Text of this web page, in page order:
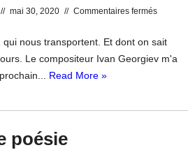
// mai 30, 2020 // Commentaires ferméssur
Soul
Healer:
nous transportent. Et dont on sait
Le compositeur Ivan Georgiev m'a
Read More »
poésie